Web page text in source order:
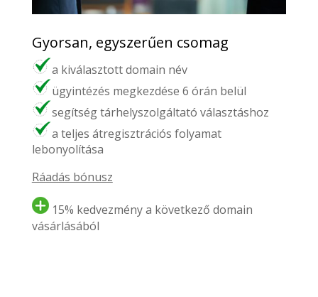
Gyorsan, egyszerűen csomag
a kiválasztott domain név
ügyintézés megkezdése 6 órán belül
segítség tárhelyszolgáltató választáshoz
a teljes átregisztrációs folyamat
lebonyolítása
Ráadás bónusz
15% kedvezmény a következő domain
vásárlásából